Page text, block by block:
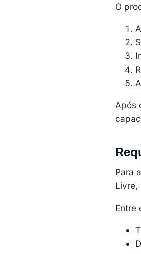
O
Após
Para
Livre,
Entre